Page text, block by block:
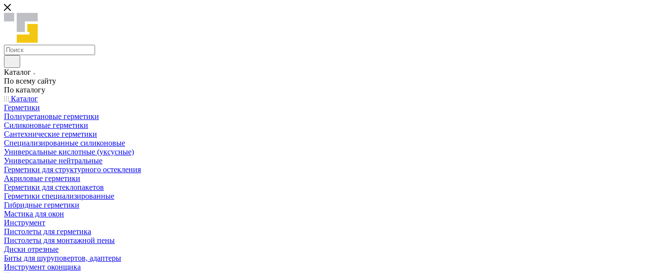
Каталог
По всему сайту
По каталогу
Каталог
Герметики
Полиуретановые герметики
Силиконовые герметики
Сантехнические герметики
Специализированные силиконовые
Универсальные кислотные (уксусные)
Универсальные нейтральные
Герметики для структурного остекления
Акриловые герметики
Герметики для стеклопакетов
Герметики специализированные
Гибридные герметики
Мастика для окон
Инструмент
Пистолеты для герметика
Пистолеты для монтажной пены
Диски отрезные
Биты для шуруповертов, адаптеры
Инструмент оконщика